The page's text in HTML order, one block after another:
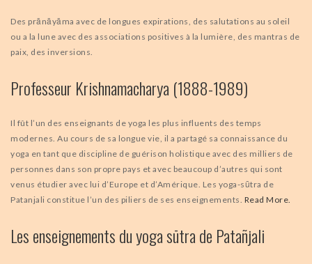
Des prānāyāma avec de longues expirations, des salutations au soleil
ou a la lune avec des associations positives à la lumière, des mantras de
paix, des inversions.
Professeur Krishnamacharya (1888-1989)
Il fût l’un des enseignants de yoga les plus influents des temps
modernes. Au cours de sa longue vie, il a partagé sa connaissance du
yoga en tant que discipline de guérison holistique avec des milliers de
personnes dans son propre pays et avec beaucoup d’autres qui sont
venus étudier avec lui d’Europe et d’Amérique. Les yoga-sūtra de
Patanjali constitue l’un des piliers de ses enseignements. Read More.
Les enseignements du yoga sūtra de Patañjali